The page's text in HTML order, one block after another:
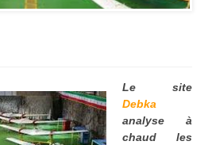
Le site
Debka
analyse à
chaud les